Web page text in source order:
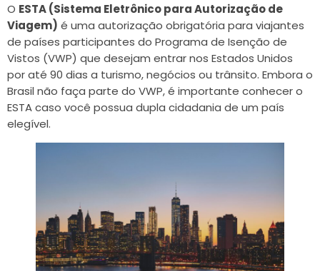
O ESTA (Sistema Eletrônico para Autorização de
Viagem) é uma autorização obrigatória para viajantes
de países participantes do Programa de Isenção de
Vistos (VWP) que desejam entrar nos Estados Unidos
por até 90 dias a turismo, negócios ou trânsito. Embora o
Brasil não faça parte do VWP, é importante conhecer o
ESTA caso você possua dupla cidadania de um país
elegível.